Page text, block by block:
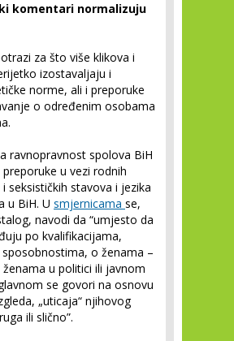
komentari normalizuju
za što više klikova i
izostavaljaju i
norme, ali i preporuke
o određenim osobama
ravnopravnost spolova BiH
u vezi rodnih
seksističkih stavova i jezika
u BiH. U smjernicama se,
navodi da “umjesto da
po kvalifikacijama,
sposobnostima, o ženama –
u politici ili javnom
se govori na osnovu
„uticaja“ njihovog
ili slično”.